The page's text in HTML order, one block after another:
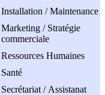
Installation / Maintenance
Marketing / Stratégie
commerciale
Ressources Humaines
Santé
Secrétariat / Assistanat